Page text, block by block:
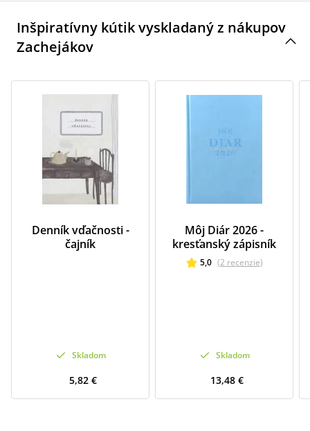
Inšpiratívny kútik vyskladaný z nákupov
Zachejákov
Denník vďačnosti -
čajník
Skladom
5,82 €
Môj Diár 2026 -
kresťanský zápisník
5,0 (2 recenzie)
Skladom
13,48 €